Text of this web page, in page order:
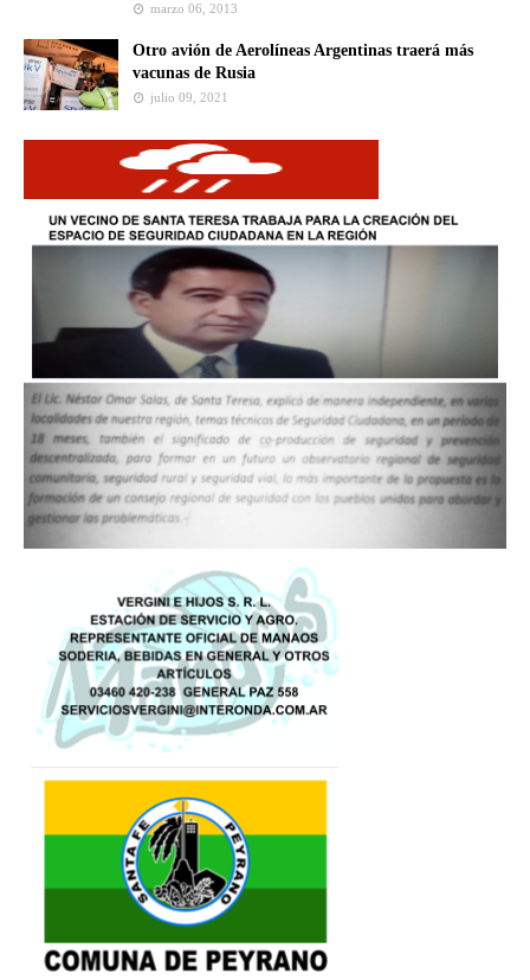
marzo 06, 2013
Otro avión de Aerolíneas Argentinas traerá más
vacunas de Rusia
julio 09, 2021